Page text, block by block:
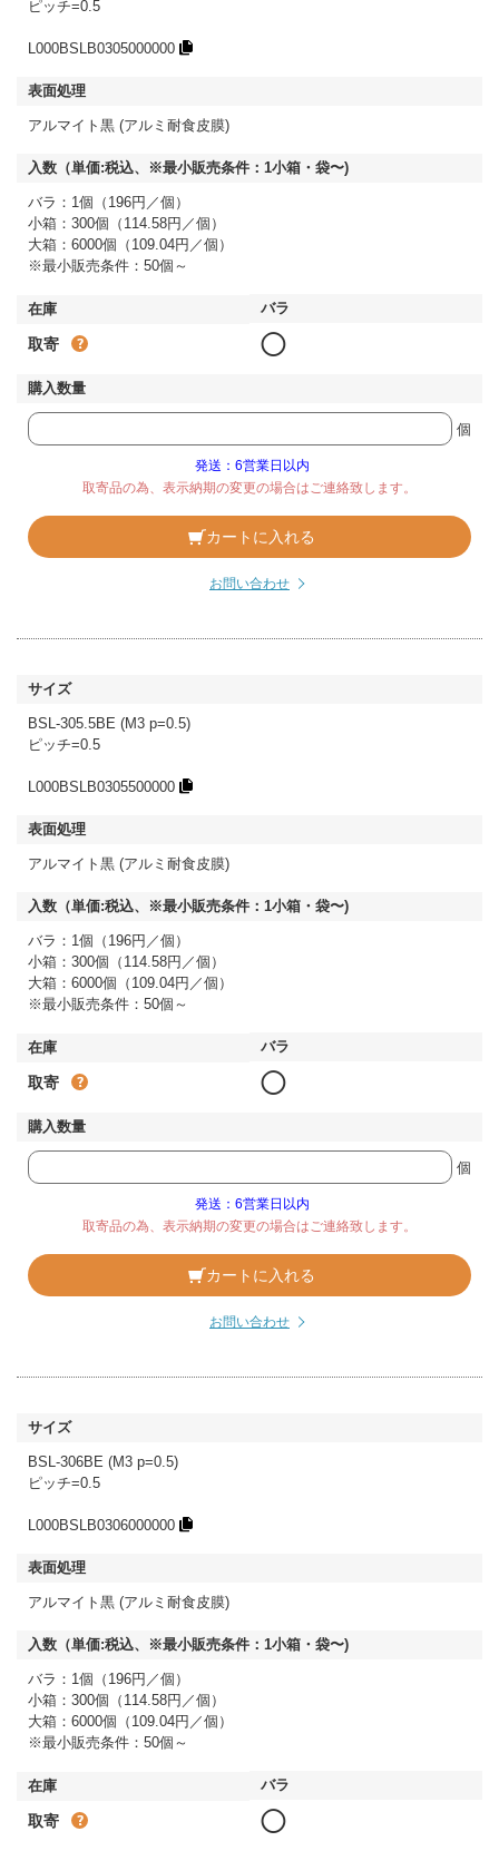
ピッチ=0.5
L000BSLB0305000000
アルマイト黒 (アルミ耐食皮膜)
バラ：1個（196円／個）
小箱：300個（114.58円／個）
大箱：6000個（109.04円／個）
※最小販売条件：50個～
取寄 ◯
個
発送：6営業日以内
取寄品の為、表示納期の変更の場合はご連絡致します。
カートに入れる
お問い合わせ
BSL-305.5BE (M3 p=0.5)
ピッチ=0.5
L000BSLB0305500000
アルマイト黒 (アルミ耐食皮膜)
バラ：1個（196円／個）
小箱：300個（114.58円／個）
大箱：6000個（109.04円／個）
※最小販売条件：50個～
取寄 ◯
個
発送：6営業日以内
取寄品の為、表示納期の変更の場合はご連絡致します。
カートに入れる
お問い合わせ
BSL-306BE (M3 p=0.5)
ピッチ=0.5
L000BSLB0306000000
アルマイト黒 (アルミ耐食皮膜)
バラ：1個（196円／個）
小箱：300個（114.58円／個）
大箱：6000個（109.04円／個）
※最小販売条件：50個～
取寄 ◯